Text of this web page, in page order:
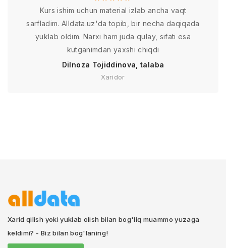
Kurs ishim uchun material izlab ancha vaqt
sarfladim. Alldata.uz'da topib, bir necha daqiqada
yuklab oldim. Narxi ham juda qulay, sifati esa
kutganimdan yaxshi chiqdi
Dilnoza Tojiddinova, talaba
Xaridor
Xarid qilish yoki yuklab olish bilan bog'liq muammo yuzaga
keldimi? - Biz bilan bog'laning!